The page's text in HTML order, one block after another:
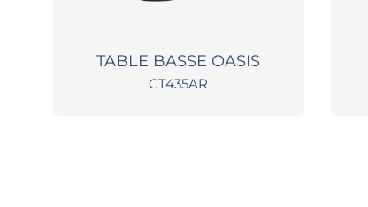
TABLE BASSE OASIS
CT435AR